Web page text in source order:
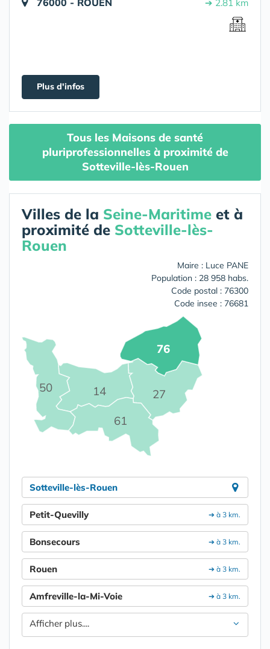
➔ 2.81 km
Plus d'infos
Tous les Maisons de santé
pluriprofessionnelles à proximité de
Sotteville-lès-Rouen
Villes de la Seine-Maritime et à
proximité de Sotteville-lès-
Rouen
Maire : Luce PANE
Population : 28 958 habs.
Code postal : 76300
Code insee : 76681
14 27
50
61
76
Sotteville-lès-Rouen
➔ à 3 km.
Petit-Quevilly
➔ à 3 km.
Bonsecours
➔ à 3 km.
Rouen
➔ à 3 km.
Amfreville-la-Mi-Voie
Afficher plus....